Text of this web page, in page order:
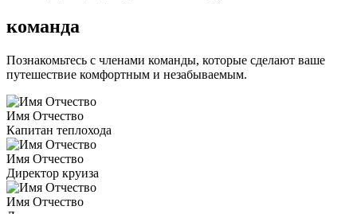
команда
Познакомьтесь с членами команды, которые сделают ваше
путешествие комфортным и незабываемым.
Имя Отчество
Капитан теплохода
Имя Отчество
Директор круиза
Имя Отчество